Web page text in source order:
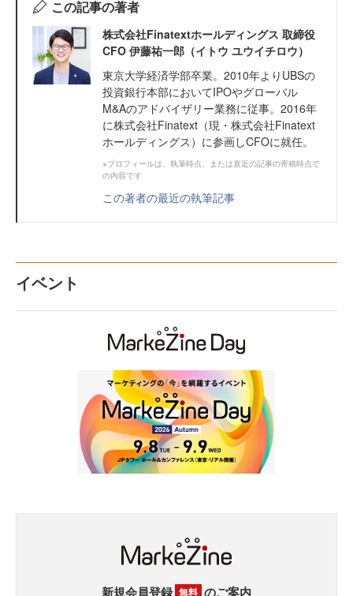
この記事の著者
株式会社Finatextホールディングス 取締役
CFO 伊藤祐一郎（イトウ ユウイチロウ）
東京大学経済学部卒業。2010年よりUBSの
投資銀行本部においてIPOやグローバル
M&Aのアドバイザリー業務に従事。2016年
に株式会社Finatext（現・株式会社Finatext
ホールディングス）に参画しCFOに就任。
※プロフィールは、執筆時点、または直近の記事の寄稿時点で
の内容です
この著者の最近の執筆記事
イベント
新規会員登録 無料 のご案内